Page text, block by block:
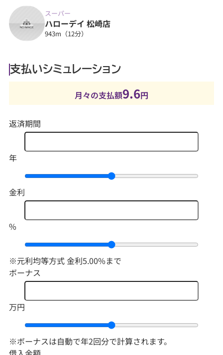
スーパー
ハローデイ 松崎店
943m（12分）
支払いシミュレーション
月々の支払額9.6円
返済期間
年
金利
%
※元利均等方式 金利5.00%まで
ボーナス
万円
※ボーナスは自動で年2回分で計算されます。